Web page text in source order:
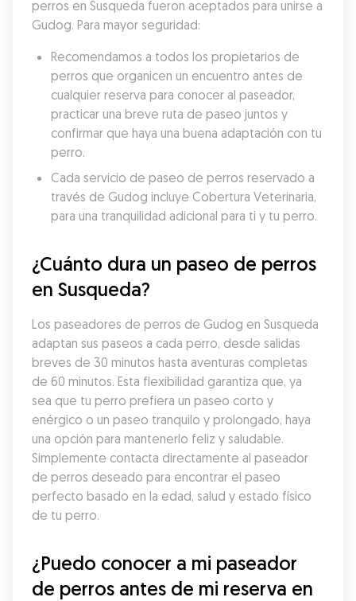
perros en Susqueda fueron aceptados para unirse a
Gudog. Para mayor seguridad:
Recomendamos a todos los propietarios de
perros que organicen un encuentro antes de
cualquier reserva para conocer al paseador,
practicar una breve ruta de paseo juntos y
confirmar que haya una buena adaptación con tu
perro.
Cada servicio de paseo de perros reservado a
través de Gudog incluye Cobertura Veterinaria,
para una tranquilidad adicional para ti y tu perro.
¿Cuánto dura un paseo de perros
en Susqueda?
Los paseadores de perros de Gudog en Susqueda
adaptan sus paseos a cada perro, desde salidas
breves de 30 minutos hasta aventuras completas
de 60 minutos. Esta flexibilidad garantiza que, ya
sea que tu perro prefiera un paseo corto y
enérgico o un paseo tranquilo y prolongado, haya
una opción para mantenerlo feliz y saludable.
Simplemente contacta directamente al paseador
de perros deseado para encontrar el paseo
perfecto basado en la edad, salud y estado físico
de tu perro.
¿Puedo conocer a mi paseador
de perros antes de mi reserva en